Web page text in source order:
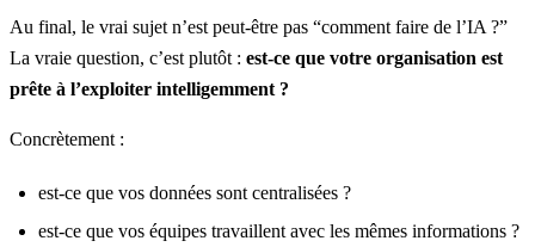
Au final, le vrai sujet n’est peut-être pas “comment faire de l’IA ?”
La vraie question, c’est plutôt : est-ce que votre organisation est
prête à l’exploiter intelligemment ?
Concrètement :
est-ce que vos données sont centralisées ?
est-ce que vos équipes travaillent avec les mêmes informations ?